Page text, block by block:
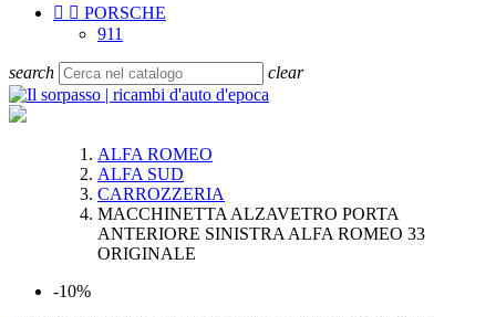
  PORSCHE
911
search clear
ALFA ROMEO
ALFA SUD
CARROZZERIA
MACCHINETTA ALZAVETRO PORTA
ANTERIORE SINISTRA ALFA ROMEO 33
ORIGINALE
-10%